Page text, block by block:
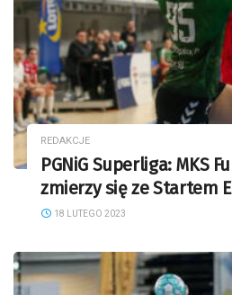
REDAKCJE
PGNiG Superliga: MKS
zmierzy się ze Startem
18 LUTEGO 2023